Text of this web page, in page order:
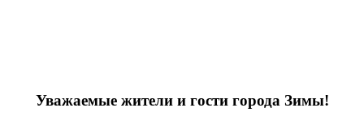
Уважаемые жители и гости города Зимы!